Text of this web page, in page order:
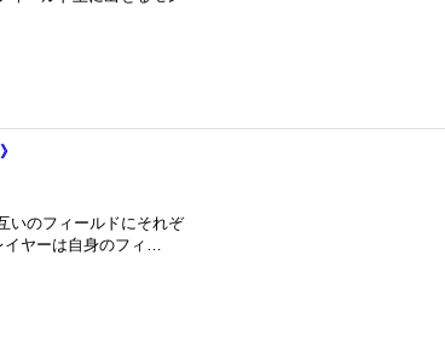
いのフィールドにそれぞ
イヤーは自身のフィ…